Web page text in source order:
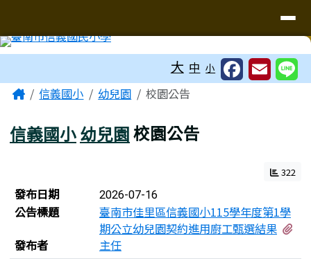
大 中 小
主內容區域
Home信義國小 幼兒園 校園公告
信義國小幼兒園校園公告
322
新聞列表
發布日期 2026-07-16
公告標題
臺南市佳里區信義國小115學年度第1學
期公立幼兒園契約進用廚工甄選結果
發布者
主任
頁尾區域